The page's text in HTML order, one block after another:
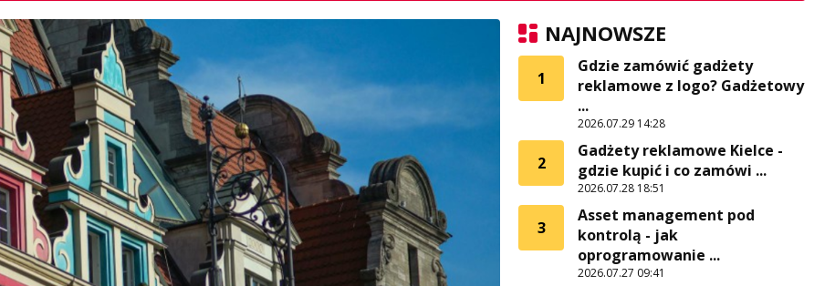
NAJNOWSZE
1
Gdzie zamówić gadżety
reklamowe z logo? Gadżetowy
...
2026.07.29 14:28
2
Gadżety reklamowe Kielce -
gdzie kupić i co zamówi ...
2026.07.28 18:51
3
Asset management pod
kontrolą - jak
oprogramowanie ...
2026.07.27 09:41